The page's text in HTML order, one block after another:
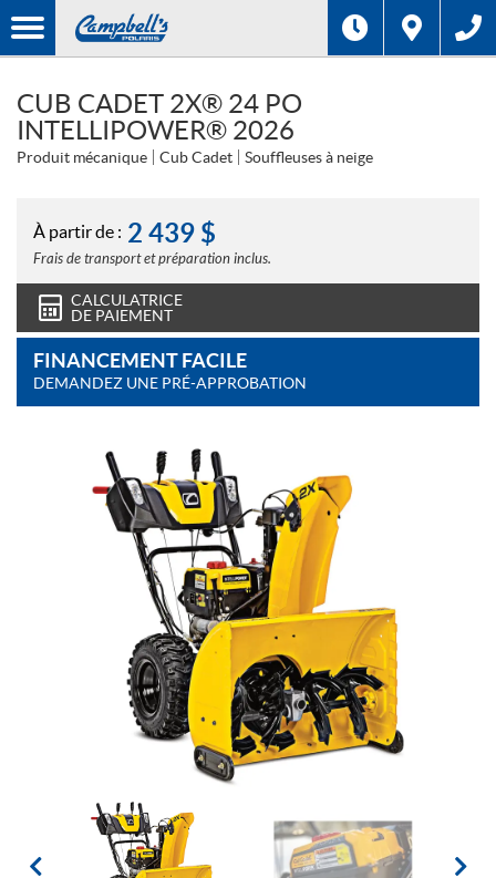
CUB CADET 2X® 24 PO
INTELLIPOWER® 2026
Produit mécanique Cub Cadet Souffleuses à neige
À partir de : 2 439 $
Frais de transport et préparation inclus.
CALCULATRICE
DE PAIEMENT
FINANCEMENT FACILE
DEMANDEZ UNE PRÉ-APPROBATION